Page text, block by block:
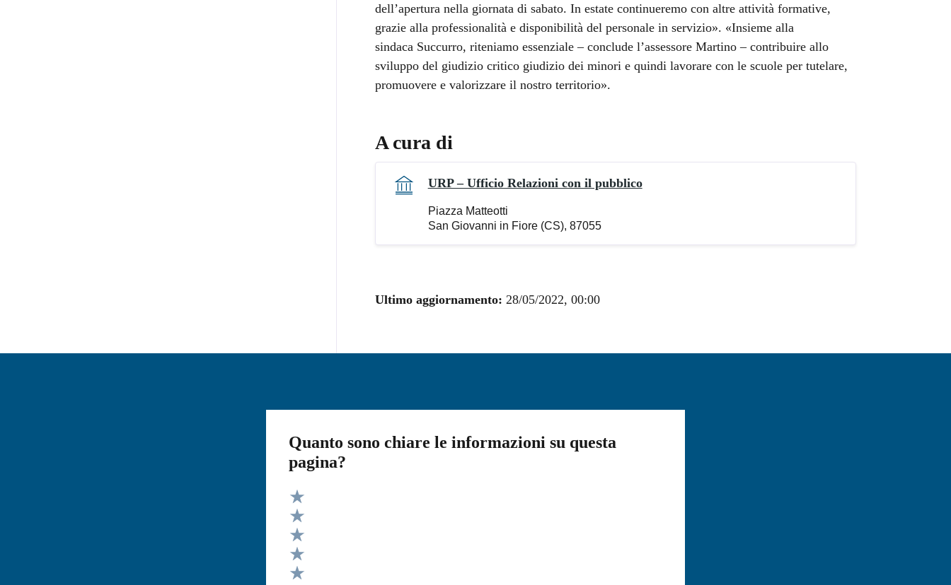
dell’apertura nella giornata di sabato. In estate continueremo con altre attività formative,
grazie alla professionalità e disponibilità del personale in servizio». «Insieme alla
sindaca Succurro, riteniamo essenziale – conclude l’assessore Martino – contribuire allo
sviluppo del giudizio critico giudizio dei minori e quindi lavorare con le scuole per tutelare,
promuovere e valorizzare il nostro territorio».
A cura di
URP – Ufficio Relazioni con il pubblico
Piazza Matteotti
San Giovanni in Fiore (CS), 87055
Ultimo aggiornamento: 28/05/2022, 00:00
Quanto sono chiare le informazioni su questa
pagina?
Valuta 5 stelle su 5
Valuta 4 stelle su 5
Valuta 3 stelle su 5
Valuta 2 stelle su 5